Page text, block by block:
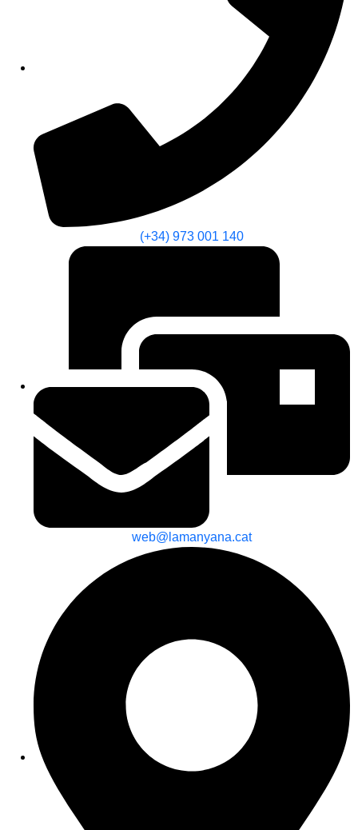
(+34) 973 001 140
web@lamanyana.cat